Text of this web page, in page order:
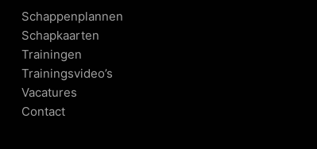
Schappenplannen
Schapkaarten
Trainingen
Trainingsvideo’s
Vacatures
Contact